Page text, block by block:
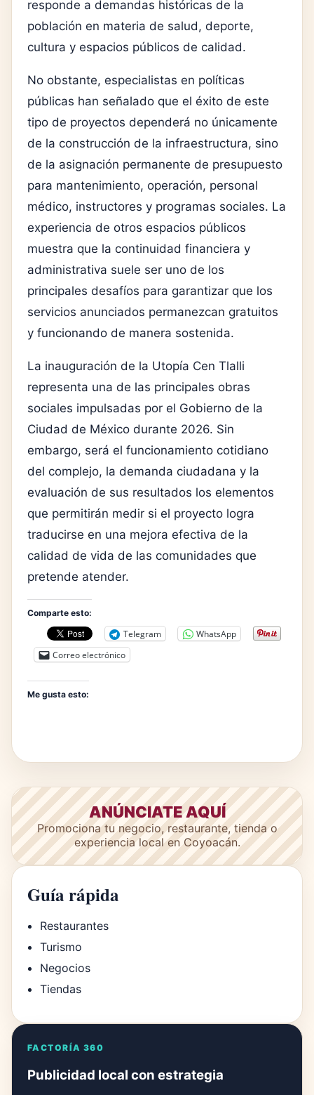
responde a demandas históricas de la
población en materia de salud, deporte,
cultura y espacios públicos de calidad.
No obstante, especialistas en políticas
públicas han señalado que el éxito de este
tipo de proyectos dependerá no únicamente
de la construcción de la infraestructura, sino
de la asignación permanente de presupuesto
para mantenimiento, operación, personal
médico, instructores y programas sociales. La
experiencia de otros espacios públicos
muestra que la continuidad financiera y
administrativa suele ser uno de los
principales desafíos para garantizar que los
servicios anunciados permanezcan gratuitos
y funcionando de manera sostenida.
La inauguración de la Utopía Cen Tlalli
representa una de las principales obras
sociales impulsadas por el Gobierno de la
Ciudad de México durante 2026. Sin
embargo, será el funcionamiento cotidiano
del complejo, la demanda ciudadana y la
evaluación de sus resultados los elementos
que permitirán medir si el proyecto logra
traducirse en una mejora efectiva de la
calidad de vida de las comunidades que
pretende atender.
Comparte esto:
Telegram
WhatsApp
Correo electrónico
Me gusta esto:
ANÚNCIATE AQUÍ
Promociona tu negocio, restaurante, tienda o
experiencia local en Coyoacán.
Guía rápida
Restaurantes
Turismo
Negocios
Tiendas
FACTORÍA 360
Publicidad local con estrategia